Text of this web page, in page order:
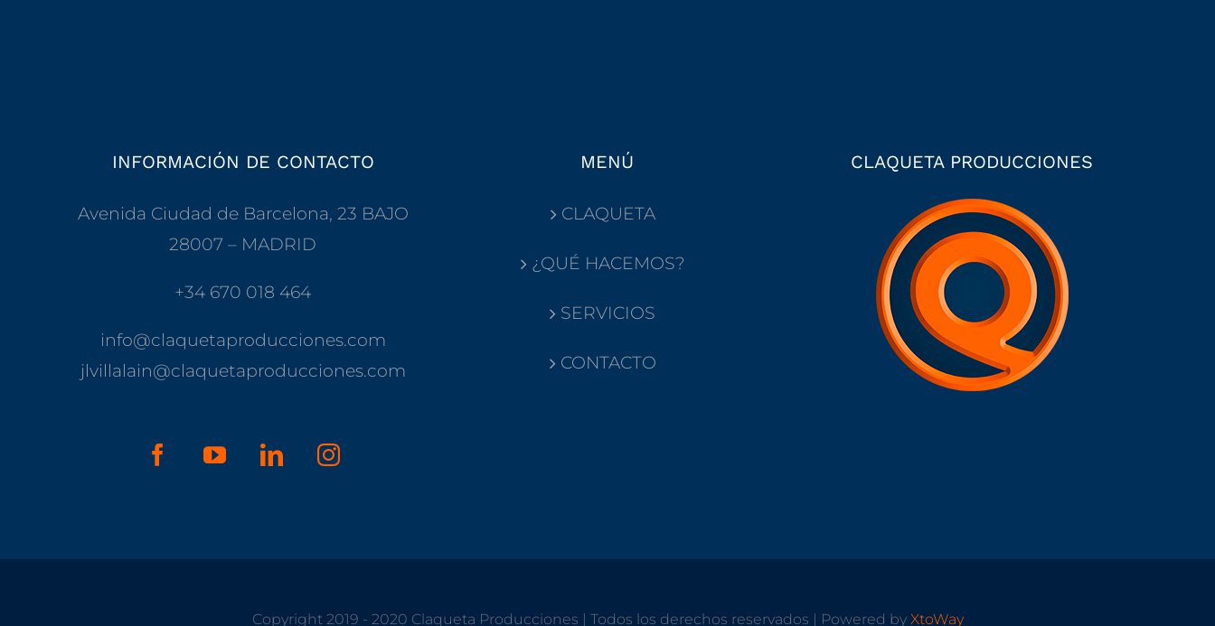
INFORMACIÓN DE CONTACTO
Avenida Ciudad de Barcelona, 23 BAJO
28007 – MADRID
+34 670 018 464
info@claquetaproducciones.com
jlvillalain@claquetaproducciones.com
MENÚ
CLAQUETA
¿QUÉ HACEMOS?
SERVICIOS
CONTACTO
CLAQUETA PRODUCCIONES
Copyright 2019 - 2020 Claqueta Producciones | Todos los derechos reservados | Powered by XtoWay